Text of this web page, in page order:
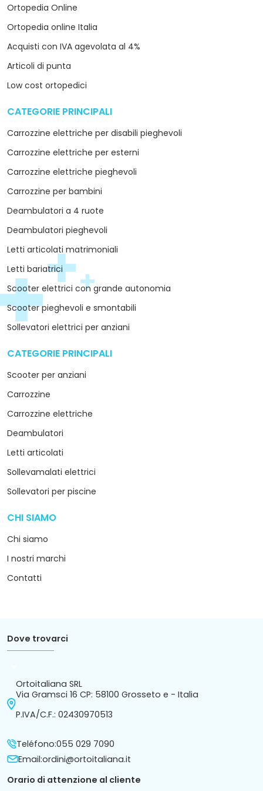
Ortopedia Online
Ortopedia online Italia
Acquisti con IVA agevolata al 4%
Articoli di punta
Low cost ortopedici
CATEGORIE PRINCIPALI
Carrozzine elettriche per disabili pieghevoli
Carrozzine elettriche per esterni
Carrozzine elettriche pieghevoli
Carrozzine per bambini
Deambulatori a 4 ruote
Deambulatori pieghevoli
Letti articolati matrimoniali
Letti bariatrici
Scooter elettrici con grande autonomia
Scooter pieghevoli e smontabili
Sollevatori elettrici per anziani
CATEGORIE PRINCIPALI
Scooter per anziani
Carrozzine
Carrozzine elettriche
Deambulatori
Letti articolati
Sollevamalati elettrici
Sollevatori per piscine
CHI SIAMO
Chi siamo
I nostri marchi
Contatti
Dove trovarci
Ortoitaliana SRL
Via Gramsci 16 CP: 58100 Grosseto e - Italia
P.IVA/C.F.: 02430970513
Teléfono:055 029 7090
Email:ordini@ortoitaliana.it
Orario di attenzione al cliente